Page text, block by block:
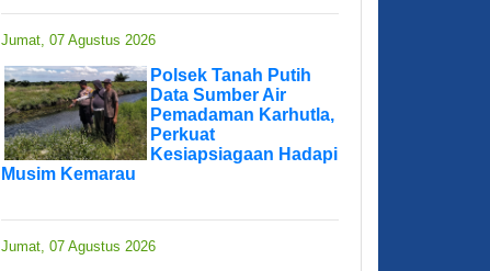
Jumat, 07 Agustus 2026
Polsek Tanah Putih
Data Sumber Air
Pemadaman Karhutla,
Perkuat
Kesiapsiagaan Hadapi
Musim Kemarau
Jumat, 07 Agustus 2026